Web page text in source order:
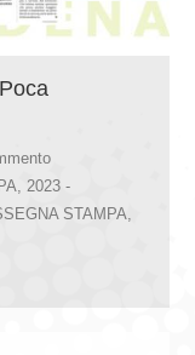
, 2023 -
STAMPA,